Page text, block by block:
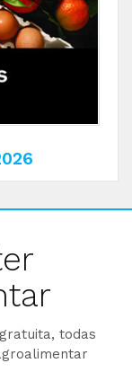
todas